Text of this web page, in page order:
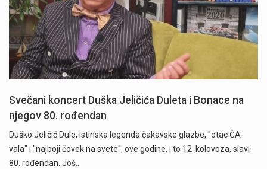
Svečani koncert Duška Jeličića Duleta i Bonace na
njegov 80. rođendan
Duško Jeličić Dule, istinska legenda čakavske glazbe, "otac ČA-
vala" i "najboji čovek na svete", ove godine, i to 12. kolovoza, slavi
80. rođendan. Još…